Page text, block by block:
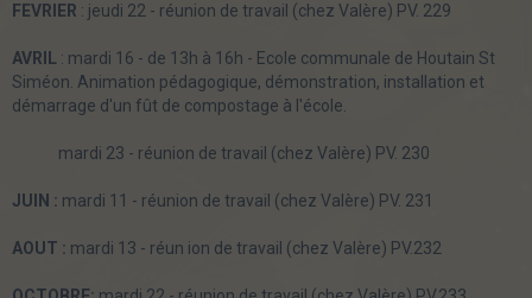
FEVRIER : jeudi 22 - réunion de travail (chez Valère) PV. 229
AVRIL : mardi 16 - de 13h à 16h - Ecole communale de Houtain St
Siméon. Animation pédagogique, démonstration, installation et
démarrage d'un fût de compostage à l'école.
mardi 23 - réunion de travail (chez Valère) PV. 230
JUIN : mardi 11 - réunion de travail (chez Valère) PV. 231
AOUT : mardi 13 - réun ion de travail (chez Valère) PV.232